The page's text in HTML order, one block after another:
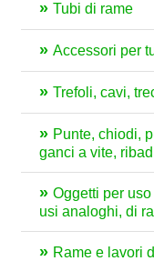
Tubi di rame
Accessori per
Trefoli, cavi,
Punte, chiodi,
ganci a vite,
Oggetti per
usi analoghi, di
Rame e lavori